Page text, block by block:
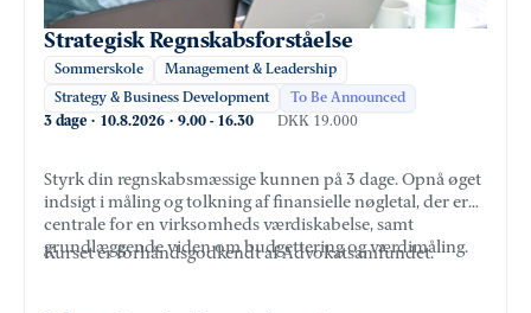
Strategisk Regnskabsforståelse
Sommerskole
Management & Leadership
Strategy & Business Development
To Be Announced
3 dage · 10.8.2026 · 9.00 - 16.30 DKK 19.000
Styrk din regnskabsmæssige kunnen på 3 dage. Opnå øget
indsigt i måling og tolkning af finansielle nøgletal, der er
centrale for en virksomheds værdiskabelse, samt
grundlæggende viden om budgettering og værdimåling.
Kurset er forhåndsgodkendt af Advokatsamfundet.